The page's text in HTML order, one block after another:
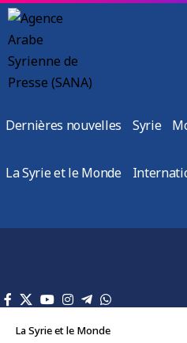
Dernières nouvelles Syrie
La Syrie et le Monde
La Syrie et le Monde